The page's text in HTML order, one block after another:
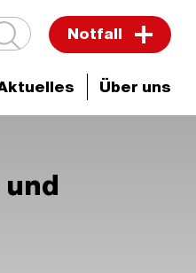
Notfall
Über uns